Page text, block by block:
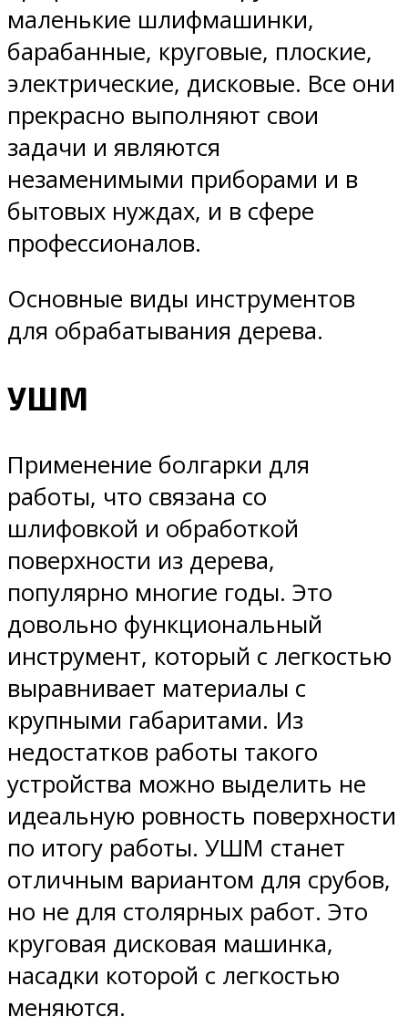
маленькие шлифмашинки,
барабанные, круговые, плоские,
электрические, дисковые. Все они
прекрасно выполняют свои
задачи и являются
незаменимыми приборами и в
бытовых нуждах, и в сфере
профессионалов.
Основные виды инструментов
для обрабатывания дерева.
УШМ
Применение болгарки для
работы, что связана со
шлифовкой и обработкой
поверхности из дерева,
популярно многие годы. Это
довольно функциональный
инструмент, который с легкостью
выравнивает материалы с
крупными габаритами. Из
недостатков работы такого
устройства можно выделить не
идеальную ровность поверхности
по итогу работы. УШМ станет
отличным вариантом для срубов,
но не для столярных работ. Это
круговая дисковая машинка,
насадки которой с легкостью
меняются.